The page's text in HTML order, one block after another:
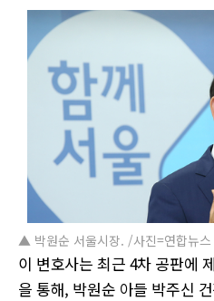
▲ 박원순 서울시장. /사진=연합뉴스
이 변호사는 최근 4차 공판에
을 통해, 박원순 아들 박주신